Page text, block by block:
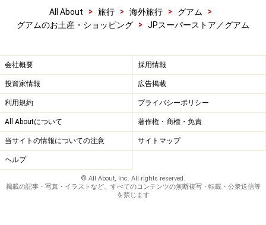
All About > 旅行 > 海外旅行 > グアム
>
グアムのお土産・ショッピング
> JPスーパーストア／グアム
会社概要 採用情報
投資家情報 広告掲載
利用規約 プライバシーポリシー
All Aboutについて 著作権・商標・免責
当サイトの情報についての注意 サイトマップ
ヘルプ
© All About, Inc. All rights reserved.
掲載の記事・写真・イラストなど、すべてのコンテンツの無断複写・転載・公衆送信等
を禁じます